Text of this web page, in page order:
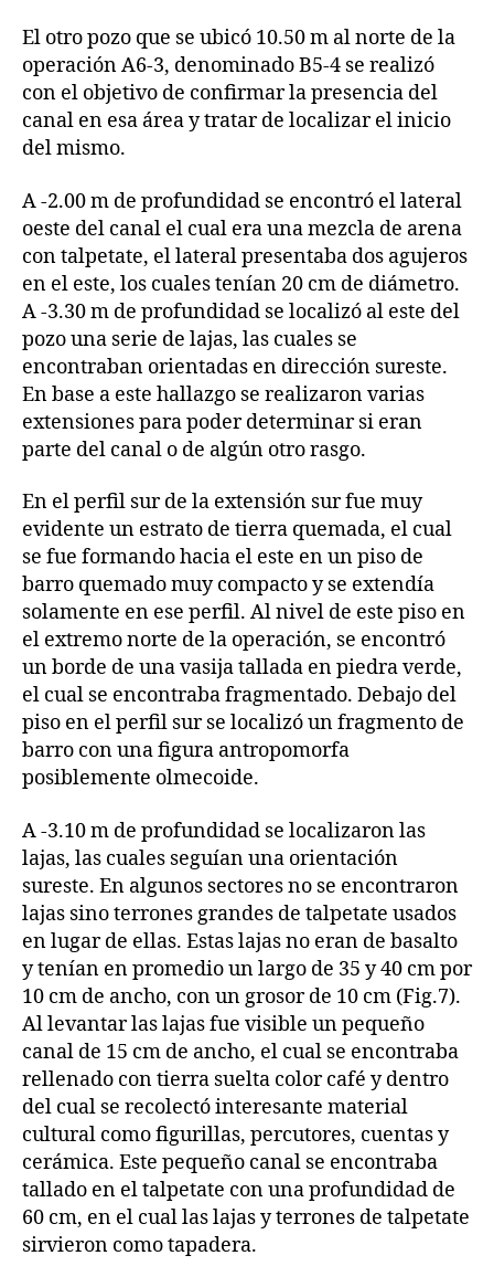
El otro pozo que se ubicó 10.50 m al norte de la
operación A6-3, denominado B5-4 se realizó
con el objetivo de confirmar la presencia del
canal en esa área y tratar de localizar el inicio
del mismo.
A -2.00 m de profundidad se encontró el lateral
oeste del canal el cual era una mezcla de arena
con talpetate, el lateral presentaba dos agujeros
en el este, los cuales tenían 20 cm de diámetro.
A -3.30 m de profundidad se localizó al este del
pozo una serie de lajas, las cuales se
encontraban orientadas en dirección sureste.
En base a este hallazgo se realizaron varias
extensiones para poder determinar si eran
parte del canal o de algún otro rasgo.
En el perfil sur de la extensión sur fue muy
evidente un estrato de tierra quemada, el cual
se fue formando hacia el este en un piso de
barro quemado muy compacto y se extendía
solamente en ese perfil. Al nivel de este piso en
el extremo norte de la operación, se encontró
un borde de una vasija tallada en piedra verde,
el cual se encontraba fragmentado. Debajo del
piso en el perfil sur se localizó un fragmento de
barro con una figura antropomorfa
posiblemente olmecoide.
A -3.10 m de profundidad se localizaron las
lajas, las cuales seguían una orientación
sureste. En algunos sectores no se encontraron
lajas sino terrones grandes de talpetate usados
en lugar de ellas. Estas lajas no eran de basalto
y tenían en promedio un largo de 35 y 40 cm por
10 cm de ancho, con un grosor de 10 cm (Fig.7).
Al levantar las lajas fue visible un pequeño
canal de 15 cm de ancho, el cual se encontraba
rellenado con tierra suelta color café y dentro
del cual se recolectó interesante material
cultural como figurillas, percutores, cuentas y
cerámica. Este pequeño canal se encontraba
tallado en el talpetate con una profundidad de
60 cm, en el cual las lajas y terrones de talpetate
sirvieron como tapadera.